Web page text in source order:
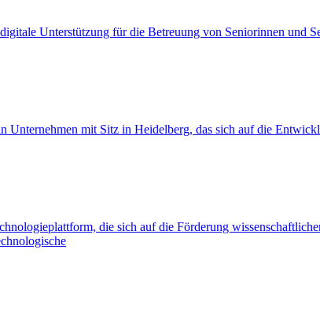
Unterstützung für die Betreuung von Seniorinnen und
Unternehmen mit Sitz in Heidelberg, das sich auf die
die sich auf die Förderung